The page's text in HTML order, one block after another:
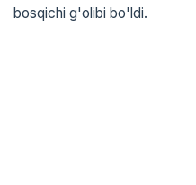
bosqichi g'olibi bo'ldi.